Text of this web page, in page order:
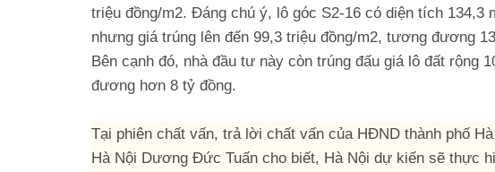
triệu đồng/m2. Đáng chú ý, lô góc S2-16 có diện tích 134,3
nhưng giá trúng lên đến 99,3 triệu đồng/m2, tương đương
Bên cạnh đó, nhà đầu tư này còn trúng đấu giá lô đất rộng
đương hơn 8 tỷ đồng.
Tại phiên chất vấn, trả lời chất vấn của HĐND thành phố
Hà Nội Dương Đức Tuấn cho biết, Hà Nội dự kiến sẽ thực